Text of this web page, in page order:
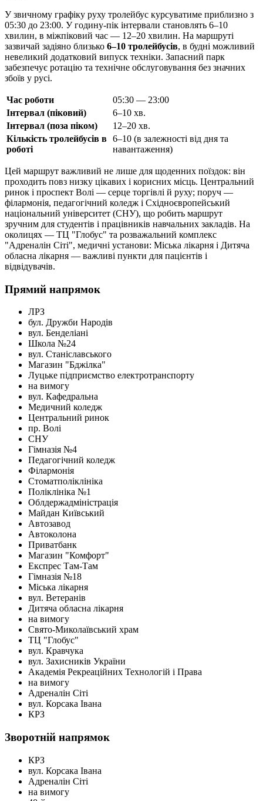
У звичному графіку руху тролейбус курсуватиме приблизно з
05:30 до 23:00. У годину-пік інтервали становлять 6–10
хвилин, в міжпіковий час — 12–20 хвилин. На маршруті
зазвичай задіяно близько 6–10 тролейбусів, в будні можливий
невеликий додатковий випуск техніки. Запасний парк
забезпечує ротацію та технічне обслуговування без значних
збоїв у русі.
Час роботи
05:30 — 23:00
Інтервал (піковий)
6–10 хв.
Інтервал (поза піком)
12–20 хв.
Кількість тролейбусів в
роботі
6–10 (в залежності від дня та
навантаження)
Цей маршрут важливий не лише для щоденних поїздок: він
проходить повз низку цікавих і корисних місць. Центральний
ринок і проспект Волі — серце торгівлі й руху; поруч —
філармонія, педагогічний коледж і Східноєвропейський
національний університет (СНУ), що робить маршрут
зручним для студентів і працівників навчальних закладів. На
околицях — ТЦ "Глобус" та розважальний комплекс
"Адреналін Сіті", медичні установи: Міська лікарня і Дитяча
обласна лікарня — важливі пункти для пацієнтів і
відвідувачів.
Прямий напрямок
ЛРЗ
бул. Дружби Народів
вул. Бенделіані
Школа №24
вул. Станіславського
Магазин "Бджілка"
Луцьке підприємство електротранспорту
на вимогу
вул. Кафедральна
Медичний коледж
Центральний ринок
пр. Волі
СНУ
Гімназія №4
Педагогічний коледж
Філармонія
Стоматполіклініка
Поліклініка №1
Облдержадміністрація
Майдан Київський
Автозавод
Автоколона
Приватбанк
Магазин "Комфорт"
Експрес Там-Там
Гімназія №18
Міська лікарня
вул. Ветеранів
Дитяча обласна лікарня
на вимогу
Свято-Миколаївський храм
ТЦ "Глобус"
вул. Кравчука
вул. Захисникiв України
Академія Рекреаційних Технологій і Права
на вимогу
Адреналін Сіті
вул. Корсака Івана
КРЗ
Зворотній напрямок
КРЗ
вул. Корсака Івана
Адреналін Сіті
на вимогу